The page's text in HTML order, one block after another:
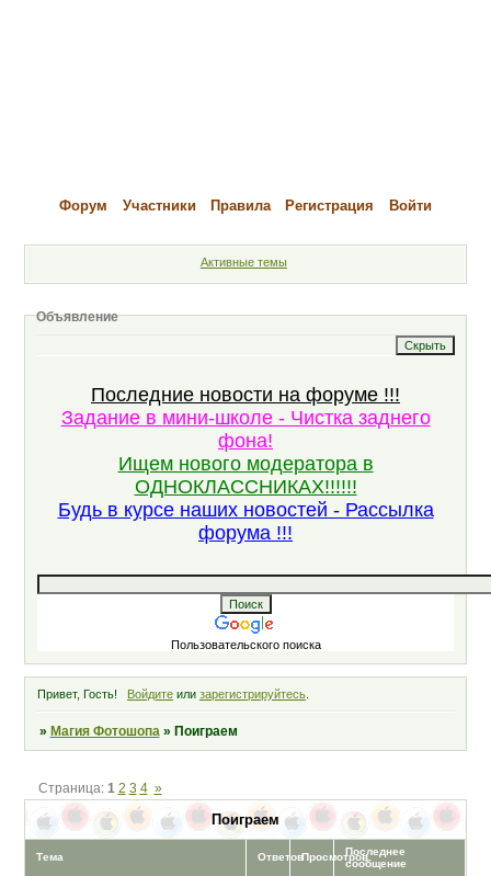
Форум Участники Правила Регистрация Войти
Активные темы
Объявление
Последние новости на форуме !!!
Задание в мини-школе - Чистка заднего
фона!
Ищем нового модератора в
ОДНОКЛАССНИКАХ!!!!!!
Будь в курсе наших новостей - Рассылка
форума !!!
Пользовательского поиска
Привет, Гость! Войдитеили зарегистрируйтесь.
» Магия Фотошопа » Поиграем
Поиграем
Страница: 1 2 3 4 »
Тема ОтветовПросмотровПоследнее
сообщение